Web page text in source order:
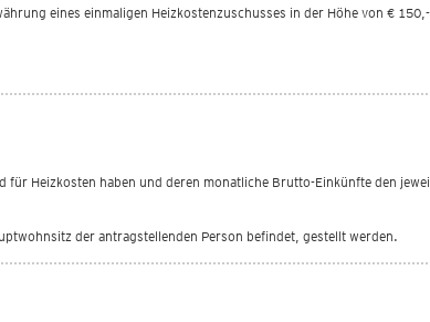
eines einmaligen Heizkostenzuschusses in der Höhe von €
Heizkosten haben und deren monatliche Brutto-Einkünfte den
der antragstellenden Person befindet, gestellt werden.